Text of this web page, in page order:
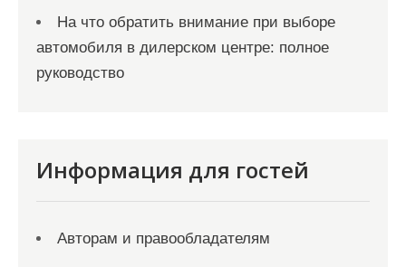
На что обратить внимание при выборе
автомобиля в дилерском центре: полное
руководство
Информация для гостей
Авторам и правообладателям